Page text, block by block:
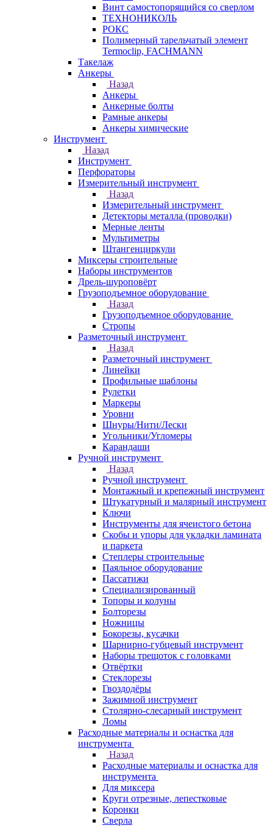
Винт самостопорящийся со сверлом
ТЕХНОНИКОЛЬ
РОКС
Полимерный тарельчатый элемент
Termoclip, FACHMANN
Такелаж
Анкеры
Назад
Анкеры
Анкерные болты
Рамные анкеры
Анкеры химические
Инструмент
Назад
Инструмент
Перфораторы
Измерительный инструмент
Назад
Измерительный инструмент
Детекторы металла (проводки)
Мерные ленты
Мультиметры
Штангенциркули
Миксеры строительные
Наборы инструментов
Дрель-шуроповёрт
Грузоподъемное оборудование
Назад
Грузоподъемное оборудование
Стропы
Разметочный инструмент
Назад
Разметочный инструмент
Линейки
Профильные шаблоны
Рулетки
Маркеры
Уровни
Шнуры/Нити/Лески
Угольники/Угломеры
Карандаши
Ручной инструмент
Назад
Ручной инструмент
Монтажный и крепежный инструмент
Штукатурный и малярный инструмент
Ключи
Инструменты для ячеистого бетона
Скобы и упоры для укладки ламината
и паркета
Степлеры строительные
Паяльное оборудование
Пассатижи
Специализированный
Топоры и колуны
Болторезы
Ножницы
Бокорезы, кусачки
Шарнирно-губцевый инструмент
Наборы трещоток с головками
Отвёртки
Стеклорезы
Гвоздодёры
Зажимной инструмент
Столярно-слесарный инструмент
Ломы
Расходные материалы и оснастка для
инструмента
Назад
Расходные материалы и оснастка для
инструмента
Для миксера
Круги отрезные, лепестковые
Коронки
Сверла